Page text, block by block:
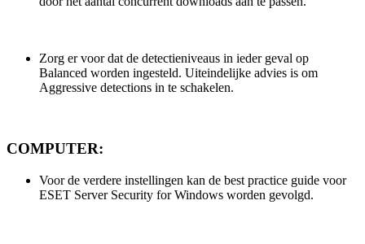
Zorg er voor dat de detectieniveaus in ieder geval op
Balanced worden ingesteld. Uiteindelijke advies is om
Aggressive detections in te schakelen.
COMPUTER:
Voor de verdere instellingen kan de best practice guide voor
ESET Server Security for Windows worden gevolgd.